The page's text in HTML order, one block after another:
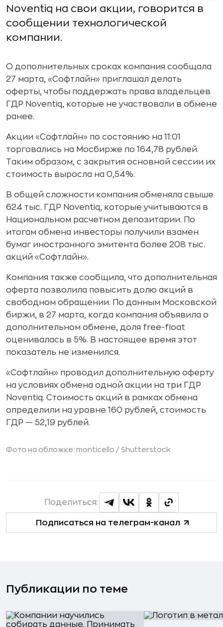
Noventiq на свои акции, говорится в
сообщении технологической
компании.
О дополнительных сроках компания сообщала
27 марта, «Софтлайн» приглашал делать
оферты, чтобы поддержать права владельцев
ГДР Noventiq, которые не участвовали в обмене
ранее.
Акции «Софтлайн» по состоянию на 11:01
торговались на Мосбирже по 164,78 рублей.
Таким образом, с закрытия основной сессии их
стоимость выросла на 0,54%.
В общей сложности компания обменяла свыше
624 тыс. ГДР Noventiq, которые учитываются в
Национальном расчетном депозитарии. По
итогам обмена инвесторы получили взамен
бумаг иностранного эмитента более 208 тыс.
акций «Софтлайн».
Компания также сообщила, что дополнительная
оферта позволила повысить долю акций в
свободном обращении. По данным Московской
биржи, в 27 марта, когда компания объявила о
дополнительном обмене, доля free-float
оценивалась в 5%. В настоящее время этот
показатель не изменился.
«Софтлайн» проводил дополнительную оферту
на условиях обмена одной акции на три ГДР
Noventiq. Стоимость акций в рамках обмена
определили на уровне 160 рублей, стоимость
ГДР — 52,19 рублей.
Фото на обложке: monticello / Shutterstock
Подписаться на телеграм-канал
Поделиться:
Публикации по теме